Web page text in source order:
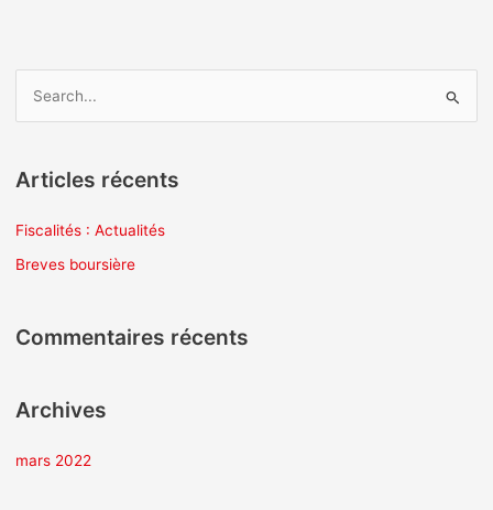
h
e
Articles récents
Fiscalités : Actualités
Breves boursière
Commentaires récents
Archives
mars 2022